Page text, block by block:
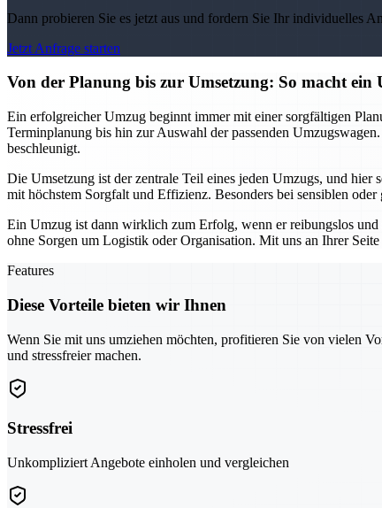
Dann probieren Sie es jetzt aus und fordern Sie Ihr individuelles
Jetzt Anfrage starten
Von der Planung bis zur Umsetzung: So macht
Ein erfolgreicher Umzug beginnt immer mit einer sorgfältigen
Terminplanung bis hin zur Auswahl der passenden
beschleunigt.
Die Umsetzung ist der zentrale Teil eines jeden Umzugs, und
mit höchstem Sorgfalt und Effizienz. Besonders bei sensiblen
Ein Umzug ist dann wirklich zum Erfolg, wenn er reibungslos und
ohne Sorgen um Logistik oder Organisation. Mit uns an Ihrer
Features
Diese Vorteile bieten wir Ihnen
Wenn Sie mit uns umziehen möchten, profitieren Sie von vielen
und stressfreier machen.
Stressfrei
Unkompliziert Angebote einholen und vergleichen